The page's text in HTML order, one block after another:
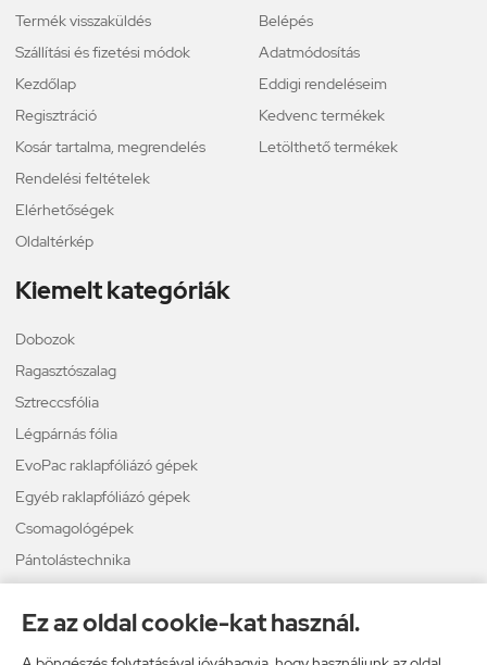
Ez az oldal cookie-kat használ.
Termék visszaküldés
Szállítási és fizetési módok
Kezdőlap
Regisztráció
Kosár tartalma, megrendelés
Rendelési feltételek
Elérhetőségek
Oldaltérkép
Belépés
Adatmódosítás
Eddigi rendeléseim
Kedvenc termékek
Letölthető termékek
Kiemelt kategóriák
Dobozok
Ragasztószalag
Sztreccsfólia
Légpárnás fólia
EvoPac raklapfóliázó gépek
Egyéb raklapfóliázó gépek
Csomagológépek
Pántolástechnika
Légpárnás borítékok